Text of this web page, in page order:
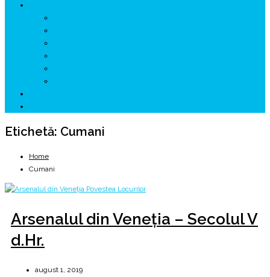
Etichetă: Cumani
Home
Cumani
Arsenalul din Veneţia – Secolul V
d.Hr.
august 1, 2019